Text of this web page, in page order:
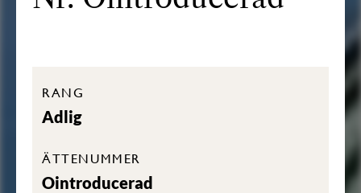
RANG
Adlig
ÄTTENUMMER
Ointroducerad